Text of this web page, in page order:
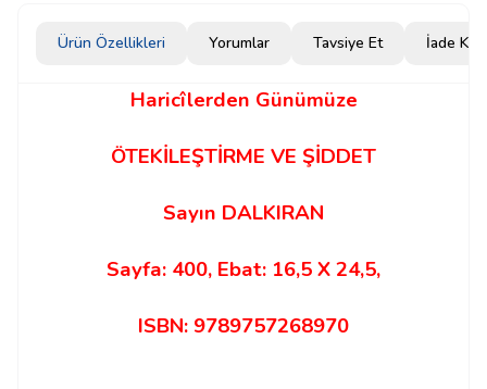
Ürün Özellikleri Yorumlar Tavsiye Et İade
Haricîlerden Günümüze
ÖTEKİLEŞTİRME VE ŞİDDET
Sayın DALKIRAN
Sayfa: 400, Ebat: 16,5 X 24,5,
ISBN: 9789757268970